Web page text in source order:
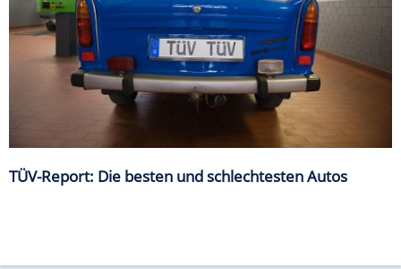
TÜV-Report: Die besten und schlechtesten Autos